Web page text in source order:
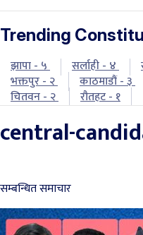
Trending
झापा - ५ सर्लाही - ४
भक्तपुर - २
काठमाडौं - ३
चितवन - २
रौतहट - १
central-
सम्बन्धित समाचार